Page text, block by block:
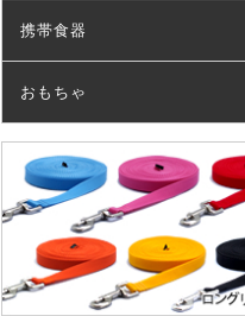
携帯食器
おもちゃ